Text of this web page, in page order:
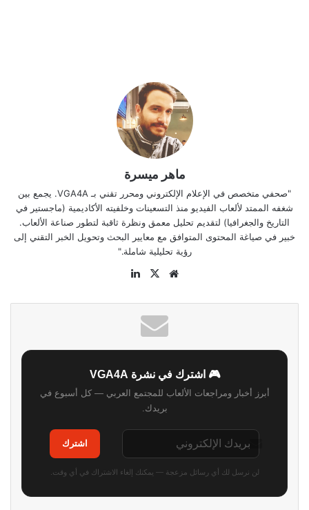
ماهر ميسرة
"صحفي متخصص في الإعلام الإلكتروني ومحرر تقني بـ VGA4A. يجمع بين
شغفه الممتد لألعاب الفيديو منذ التسعينات وخلفيته الأكاديمية (ماجستير في
التاريخ والجغرافيا) لتقديم تحليل معمق ونظرة ثاقبة لتطور صناعة الألعاب.
خبير في صياغة المحتوى المتوافق مع معايير البحث وتحويل الخبر التقني إلى
رؤية تحليلية شاملة."
موقع
‫X
🎮 اشترك في نشرة VGA4A
أبرز أخبار ومراجعات الألعاب للمجتمع العربي — كل أسبوع في
بريدك.
اشترك
لن نرسل لك أي رسائل مزعجة — يمكنك إلغاء الاشتراك في أي وقت.